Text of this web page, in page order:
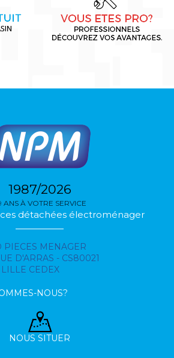
1987/2026
ANS À VOTRE SERVICE
détachées électroménager
PIECES MENAGER
D'ARRAS - CS80021
CEDEX
NOUS?
NOUS SITUER